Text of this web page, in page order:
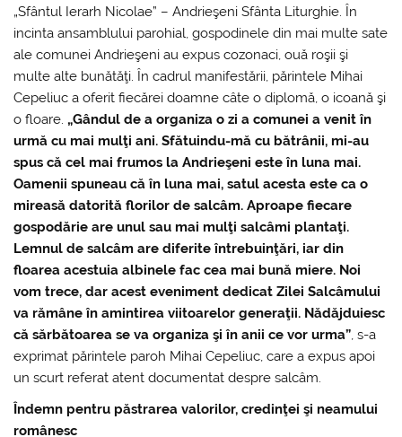
„Sfântul Ierarh Nicolae” – Andrieşeni Sfânta Liturghie. În
incinta ansamblului parohial, gospodinele din mai multe sate
ale comunei Andrieşeni au expus cozonaci, ouă roşii şi
multe alte bunătăţi. În cadrul manifestării, părintele Mihai
Cepeliuc a oferit fiecărei doamne câte o diplomă, o icoană şi
o floare.„Gândul de a organiza o zi a comunei a venit în
urmă cu mai mulţi ani. Sfătuindu-mă cu bătrânii, mi-au
spus că cel mai frumos la Andrieşeni este în luna mai.
Oamenii spuneau că în luna mai, satul acesta este ca o
mireasă datorită florilor de salcâm. Aproape fiecare
gospodărie are unul sau mai mulţi salcâmi plantaţi.
Lemnul de salcâm are diferite întrebuinţări, iar din
floarea acestuia albinele fac cea mai bună miere. Noi
vom trece, dar acest eveniment dedicat Zilei Salcâmului
va rămâne în amintirea viitoarelor generaţii. Nădăjduiesc
că sărbătoarea se va organiza şi în anii ce vor urma”, s-a
exprimat părintele paroh Mihai Cepeliuc, care a expus apoi
un scurt referat atent documentat despre salcâm.
Îndemn pentru păstrarea valorilor, credinţei şi neamului
românesc